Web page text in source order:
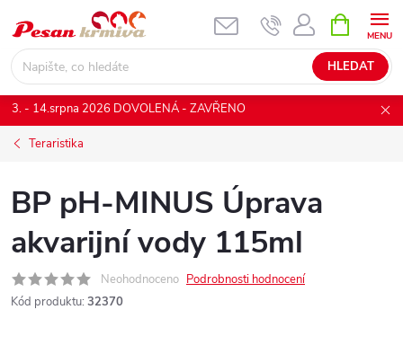
na
obsah
HLEDAT
NÁKUPNÍ
KOŠÍK
3. - 14.srpna 2026 DOVOLENÁ - ZAVŘENO
Teraristika
BP pH-MINUS Úprava
akvarijní vody 115ml
Neohodnoceno Podrobnosti hodnocení
Kód produktu: 32370